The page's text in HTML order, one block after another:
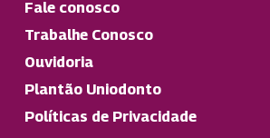
Fale conosco
Trabalhe Conosco
Ouvidoria
Plantão Uniodonto
Políticas de Privacidade